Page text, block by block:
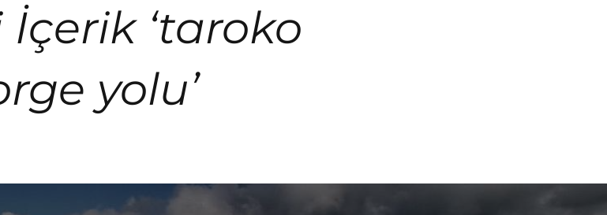
‘taroko
yolu’